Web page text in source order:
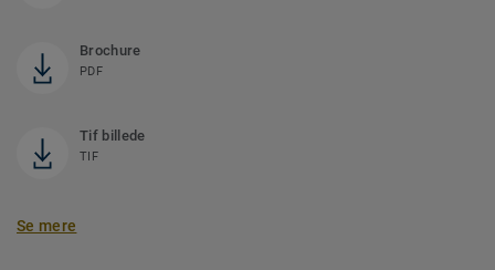
Brochure
PDF
Tif billede
TIF
Se mere